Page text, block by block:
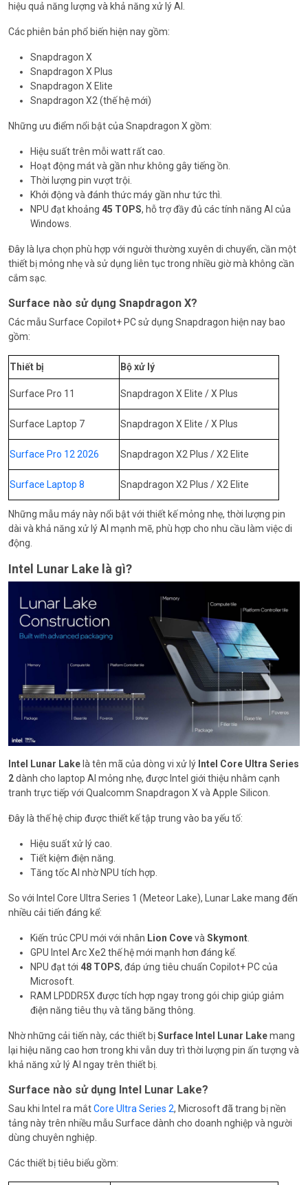
hiệu quả năng lượng và khả năng xử lý AI.
Các phiên bản phổ biến hiện nay gồm:
Snapdragon X
Snapdragon X Plus
Snapdragon X Elite
Snapdragon X2 (thế hệ mới)
Những ưu điểm nổi bật của Snapdragon X gồm:
Hiệu suất trên mỗi watt rất cao.
Hoạt động mát và gần như không gây tiếng ồn.
Thời lượng pin vượt trội.
Khởi động và đánh thức máy gần như tức thì.
NPU đạt khoảng 45 TOPS, hỗ trợ đầy đủ các tính năng AI của
Windows.
Đây là lựa chọn phù hợp với người thường xuyên di chuyển, cần một
thiết bị mỏng nhẹ và sử dụng liên tục trong nhiều giờ mà không cần
cắm sạc.
Surface nào sử dụng Snapdragon X?
Các mẫu Surface Copilot+ PC sử dụng Snapdragon hiện nay bao
gồm:
Thiết bị Bộ xử lý
Surface Pro 11 Snapdragon X Elite / X Plus
Surface Laptop 7 Snapdragon X Elite / X Plus
Surface Pro 12 2026 Snapdragon X2 Plus / X2 Elite
Surface Laptop 8 Snapdragon X2 Plus / X2 Elite
Những mẫu máy này nổi bật với thiết kế mỏng nhẹ, thời lượng pin
dài và khả năng xử lý AI mạnh mẽ, phù hợp cho nhu cầu làm việc di
động.
Intel Lunar Lake là gì?
Intel Lunar Lake là tên mã của dòng vi xử lý Intel Core Ultra Series
2dành cho laptop AI mỏng nhẹ, được Intel giới thiệu nhằm cạnh
tranh trực tiếp với Qualcomm Snapdragon X và Apple Silicon.
Đây là thế hệ chip được thiết kế tập trung vào ba yếu tố:
Hiệu suất xử lý cao.
Tiết kiệm điện năng.
Tăng tốc AI nhờ NPU tích hợp.
So với Intel Core Ultra Series 1 (Meteor Lake), Lunar Lake mang đến
nhiều cải tiến đáng kể:
Kiến trúc CPU mới với nhân Lion Covevà Skymont
GPU Intel Arc Xe2 thế hệ mới mạnh hơn đáng kể.
NPU đạt tới 48 TOPS, đáp ứng tiêu chuẩn Copilot+ PC của
Microsoft.
RAM LPDDR5X được tích hợp ngay trong gói chip giúp giảm
điện năng tiêu thụ và tăng băng thông.
Nhờ những cải tiến này, các thiết bịSurface Intel Lunar Lakemang
lại hiệu năng cao hơn trong khi vẫn duy trì thời lượng pin ấn tượng và
khả năng xử lý AI ngay trên thiết bị.
Surface nào sử dụng Intel Lunar Lake?
Sau khi Intel ra mắtCore Ultra Series 2, Microsoft đã trang bị nền
tảng này trên nhiều mẫu Surface dành cho doanh nghiệp và người
dùng chuyên nghiệp.
Các thiết bị tiêu biểu gồm: